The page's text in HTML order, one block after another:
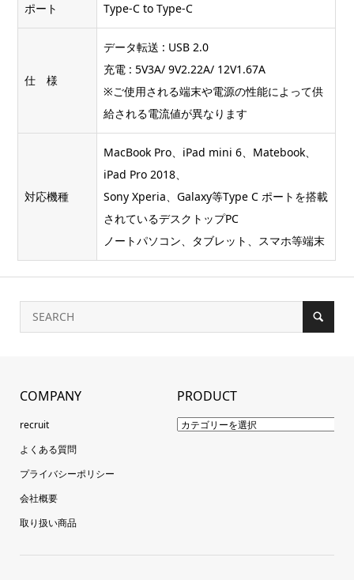
ポート Type-C to Type-C
仕 様
データ転送 : USB 2.0
充電 : 5V3A/ 9V2.22A/ 12V1.67A
※ご使用される端末や電源の性能によって供
給される電流値が異なります
対応機種
MacBook Pro、iPad mini 6、Matebook、
iPad Pro 2018、
Sony Xperia、Galaxy等Type C ポートを搭載
されているデスクトップPC
ノートパソコン、タブレット、スマホ等端末
COMPANY
recruit
よくある質問
プライバシーポリシー
会社概要
取り扱い商品
PRODUCT